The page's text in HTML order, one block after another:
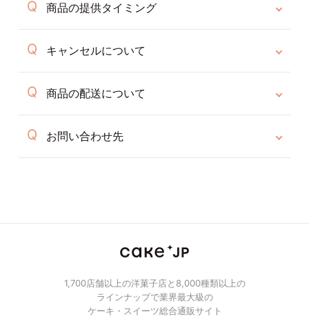
商品の提供タイミング
キャンセルについて
商品の配送について
お問い合わせ先
1,700店舗以上の洋菓子店と8,000種類以上の
ラインナップで業界最大級の
ケーキ・スイーツ総合通販サイト